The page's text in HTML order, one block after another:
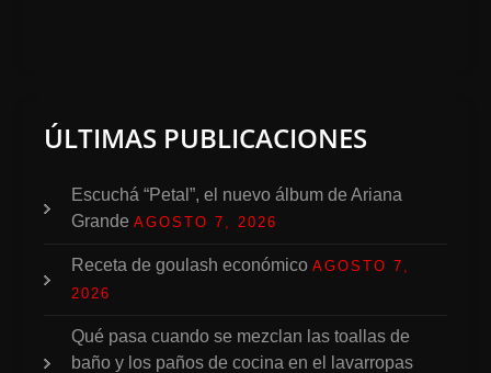
ÚLTIMAS PUBLICACIONES
Escuchá “Petal”, el nuevo álbum de Ariana
Grande AGOSTO 7, 2026
Receta de goulash económico AGOSTO 7,
2026
Qué pasa cuando se mezclan las toallas de
baño y los paños de cocina en el lavarropas